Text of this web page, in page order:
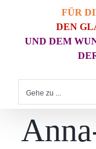
FÜR
DEN
UND DEM
Gehe zu ...